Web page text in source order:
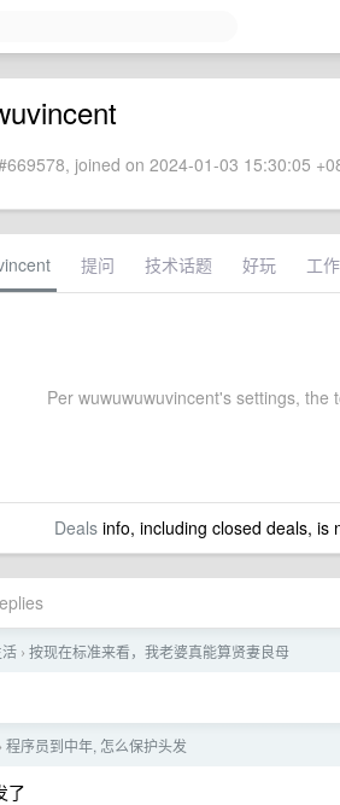
joined on 2024-01-03 15:30:05
提问 技术话题 好玩 工
Per wuwuwuwuvincent's settings, the
Dealsinfo, including closed deals, is
› 按现在标准来看，我老婆真能算贤妻良母
› 程序员到中年, 怎么保护头发
了